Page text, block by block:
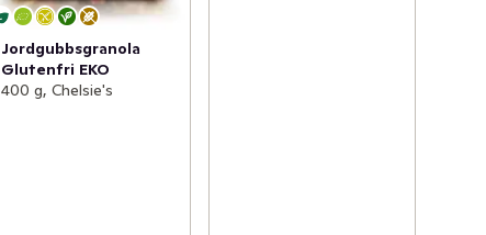
Jordgubbsgranola
Glutenfri EKO
400 g, Chelsie's